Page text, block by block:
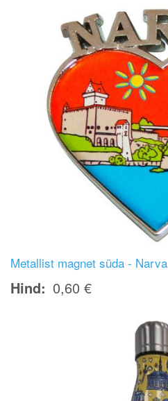
Metallist magnet süda - Narva
Hind 0,60 €